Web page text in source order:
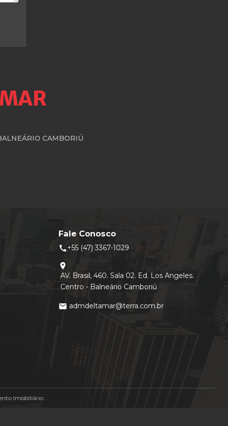
CAMBORIÚ
Fale Conosco
call+55 (47) 3367-1029
location_on
AV. Brasil, 460. Sala 02. Ed. Los Angeles.
Centro - Balneário Camboriú
mail admdeltamar@terra.com.br
Imobiliário.